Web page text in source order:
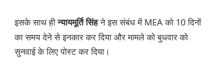
इसके साथ हीन्यायमूर्ति सिंहने इस संबंध में MEA को 10 दिनों
का समय देने से इनकार कर दिया और मामले को बुधवार को
सुनवाई के लिए पोस्ट कर दिया।